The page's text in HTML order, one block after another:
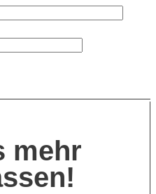
mehr